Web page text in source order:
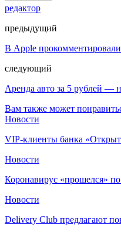
редактор
предыдущий
В Apple
следующий
Аренда авто за 5 рублей —
Вам также может
Новости
VIP-клиенты банка
Новости
Коронавирус «прошелся»
Новости
Delivery Club предлагают